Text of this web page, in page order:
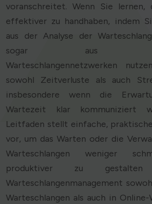
voranschreitet. Wenn Sie lernen,
effektiver zu handhaben, indem
aus der Analyse der
sogar aus
Warteschlangennetzwerken
sowohl Zeitverluste als auch
insbesondere wenn die
Wartezeit klar kommuniziert
Leitfaden stellt einfache,
vor, um das Warten oder die
Warteschlangen weniger
produktiver zu
Warteschlangenmanagement
Warteschlangen als auch in Online-